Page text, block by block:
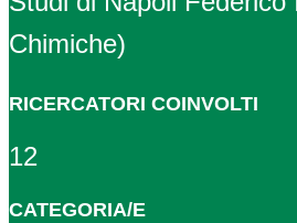
Chimiche)
RICERCATORI COINVOLTI
12
CATEGORIA/E